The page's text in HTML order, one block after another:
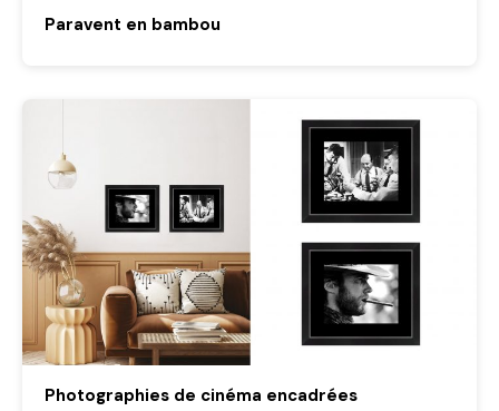
Paravent en bambou
Photographies de cinéma encadrées